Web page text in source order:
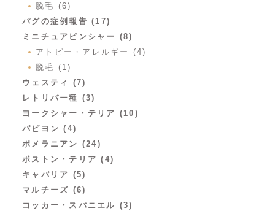
脱毛 (6)
パグの症例報告 (17)
ミニチュアピンシャー (8)
アトピー・アレルギー (4)
脱毛 (1)
ウェスティ (7)
レトリバー種 (3)
ヨークシャー・テリア (10)
パピヨン (4)
ポメラニアン (24)
ボストン・テリア (4)
キャバリア (5)
マルチーズ (6)
コッカー・スパニエル (3)